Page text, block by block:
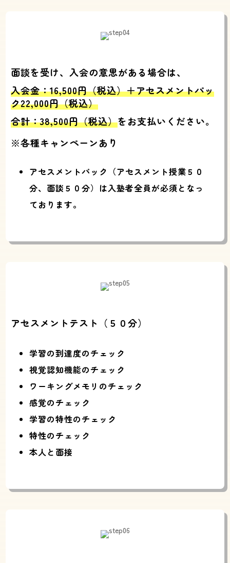
面談を受け、入会の意思がある場合は、
入会金：16,500円（税込）＋アセスメントパッ
ク22,000円（税込）
合計：38,500円（税込）をお支払いください。
※各種キャンペーンあり
アセスメントパック（アセスメント授業５０
分、面談５０分）は入塾者全員が必須となっ
ております。
アセスメントテスト（５０分）
学習の到達度のチェック
視覚認知機能のチェック
ワーキングメモリのチェック
感覚のチェック
学習の特性のチェック
特性のチェック
本人と面接